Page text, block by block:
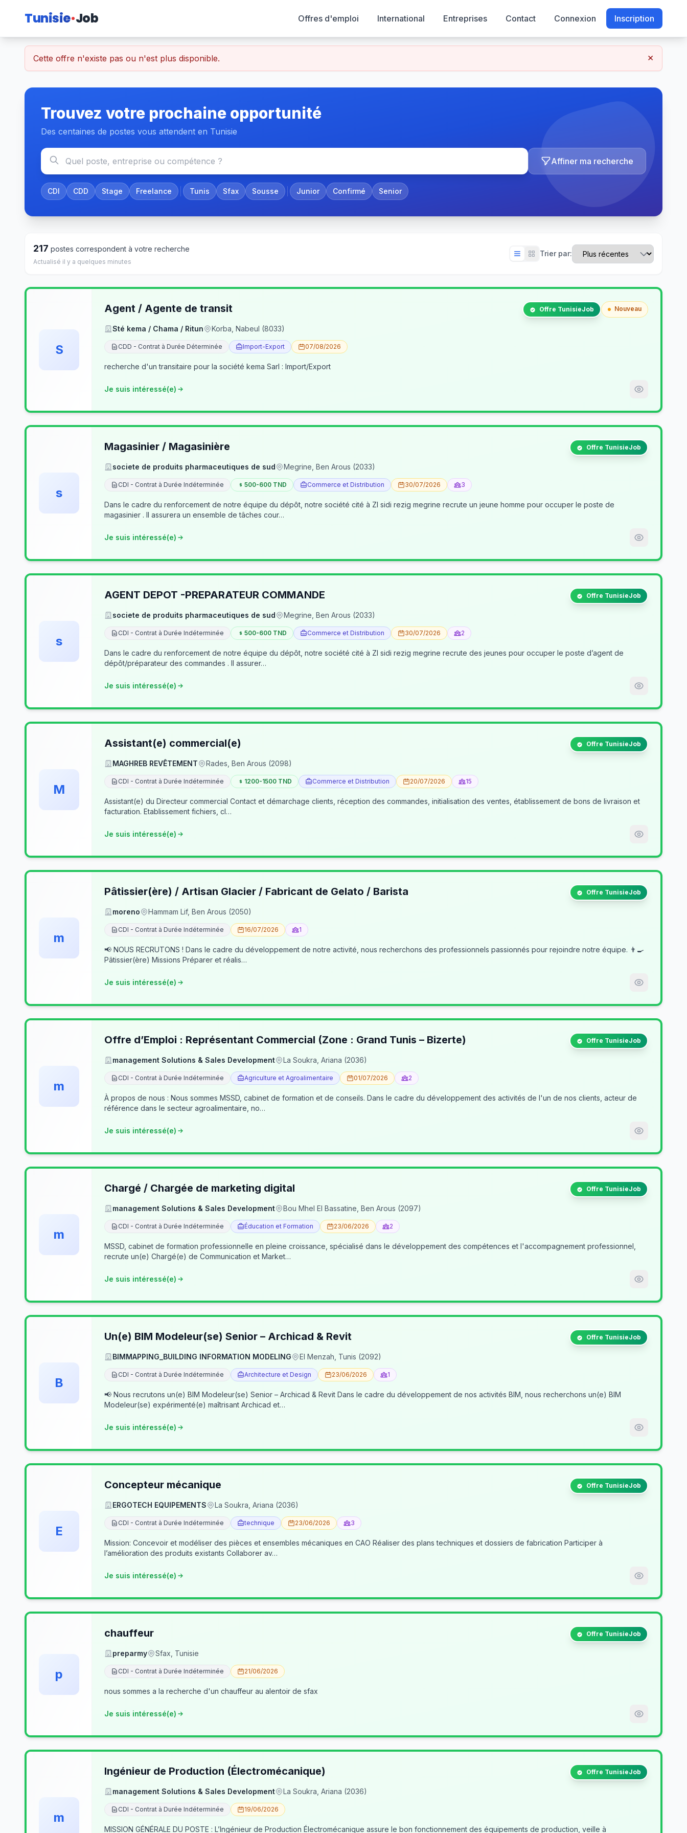
Tunisie Job Offres d'emploi International Entreprises Contact Connexion Inscription
Cette offre n'existe pas ou n'est plus disponible. ×
Trouvez votre prochaine opportunité
Des centaines de postes vous attendent en Tunisie
Affiner ma recherche
CDI CDD Stage Freelance Tunis Sfax Sousse Junior Confirmé Senior
217 postes correspondent à votre recherche
Actualisé il y a quelques minutes
Trier par:
S
Agent / Agente de transit Offre TunisieJob Nouveau
Sté kema / Chama / Ritun Korba, Nabeul (8033)
CDD - Contrat à Durée Déterminée Import-Export 07/08/2026
recherche d'un transitaire pour la société kema Sarl : Import/Export
Je suis intéressé(e)
s
Magasinier / Magasinière Offre TunisieJob
societe de produits pharmaceutiques de sud Megrine, Ben Arous (2033)
CDI - Contrat à Durée Indéterminée 500-600 TND Commerce et Distribution 30/07/2026 3
Dans le cadre du renforcement de notre équipe du dépôt, notre société cité à ZI sidi rezig megrine recrute un jeune homme pour occuper le poste de
magasinier . Il assurera un ensemble de tâches cour…
Je suis intéressé(e)
s
AGENT DEPOT -PREPARATEUR COMMANDE Offre TunisieJob
societe de produits pharmaceutiques de sud Megrine, Ben Arous (2033)
CDI - Contrat à Durée Indéterminée 500-600 TND Commerce et Distribution 30/07/2026 2
Dans le cadre du renforcement de notre équipe du dépôt, notre société cité à ZI sidi rezig megrine recrute des jeunes pour occuper le poste d’agent de
dépôt/préparateur des commandes . Il assurer…
Je suis intéressé(e)
M
Assistant(e) commercial(e) Offre TunisieJob
MAGHREB REVÊTEMENT Rades, Ben Arous (2098)
CDI - Contrat à Durée Indéterminée 1200-1500 TND Commerce et Distribution 20/07/2026 15
Assistant(e) du Directeur commercial Contact et démarchage clients, réception des commandes, initialisation des ventes, établissement de bons de livraison et
facturation. Etablissement fichiers, cl…
Je suis intéressé(e)
m
Pâtissier(ère) / Artisan Glacier / Fabricant de Gelato / Barista Offre TunisieJob
moreno Hammam Lif, Ben Arous (2050)
CDI - Contrat à Durée Indéterminée 16/07/2026 1
📢 NOUS RECRUTONS ! Dans le cadre du développement de notre activité, nous recherchons des professionnels passionnés pour rejoindre notre équipe. 👨‍🍳
Pâtissier(ère) Missions Préparer et réalis…
Je suis intéressé(e)
m
Offre d’Emploi : Représentant Commercial (Zone : Grand Tunis – Bizerte) Offre TunisieJob
management Solutions & Sales Development La Soukra, Ariana (2036)
CDI - Contrat à Durée Indéterminée Agriculture et Agroalimentaire 01/07/2026 2
À propos de nous : Nous sommes MSSD, cabinet de formation et de conseils. Dans le cadre du développement des activités de l'un de nos clients, acteur de
référence dans le secteur agroalimentaire, no…
Je suis intéressé(e)
m
Chargé / Chargée de marketing digital Offre TunisieJob
management Solutions & Sales Development Bou Mhel El Bassatine, Ben Arous (2097)
CDI - Contrat à Durée Indéterminée Éducation et Formation 23/06/2026 2
MSSD, cabinet de formation professionnelle en pleine croissance, spécialisé dans le développement des compétences et l'accompagnement professionnel,
recrute un(e) Chargé(e) de Communication et Market…
Je suis intéressé(e)
B
Un(e) BIM Modeleur(se) Senior – Archicad & Revit Offre TunisieJob
BIMMAPPING_BUILDING INFORMATION MODELING El Menzah, Tunis (2092)
CDI - Contrat à Durée Indéterminée Architecture et Design 23/06/2026 1
📢 Nous recrutons un(e) BIM Modeleur(se) Senior – Archicad & Revit Dans le cadre du développement de nos activités BIM, nous recherchons un(e) BIM
Modeleur(se) expérimenté(e) maîtrisant Archicad et…
Je suis intéressé(e)
E
Concepteur mécanique Offre TunisieJob
ERGOTECH EQUIPEMENTS La Soukra, Ariana (2036)
CDI - Contrat à Durée Indéterminée technique 23/06/2026 3
Mission: Concevoir et modéliser des pièces et ensembles mécaniques en CAO Réaliser des plans techniques et dossiers de fabrication Participer à
l’amélioration des produits existants Collaborer av…
Je suis intéressé(e)
p
chauffeur Offre TunisieJob
preparmy Sfax, Tunisie
CDI - Contrat à Durée Indéterminée 21/06/2026
nous sommes a la recherche d'un chauffeur au alentoir de sfax
Je suis intéressé(e)
m
Ingénieur de Production (Électromécanique) Offre TunisieJob
management Solutions & Sales Development La Soukra, Ariana (2036)
CDI - Contrat à Durée Indéterminée 19/06/2026
MISSION GÉNÉRALE DU POSTE : L’Ingénieur de Production Électromécanique assure le bon fonctionnement des équipements de production, veille à